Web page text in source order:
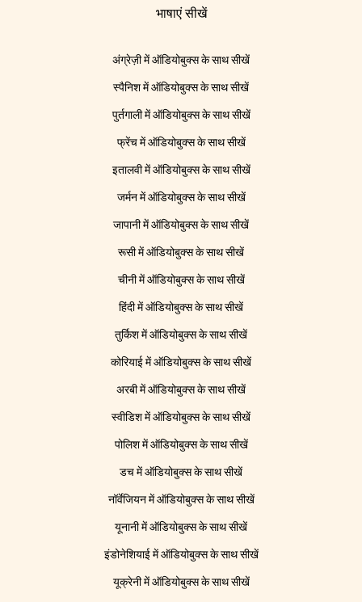
भाषाएं सीखें
अंग्रेज़ी में ऑडियोबुक्स के साथ सीखें
स्पैनिश में ऑडियोबुक्स के साथ सीखें
पुर्तगाली में ऑडियोबुक्स के साथ सीखें
फ्रेंच में ऑडियोबुक्स के साथ सीखें
इतालवी में ऑडियोबुक्स के साथ सीखें
जर्मन में ऑडियोबुक्स के साथ सीखें
जापानी में ऑडियोबुक्स के साथ सीखें
रूसी में ऑडियोबुक्स के साथ सीखें
चीनी में ऑडियोबुक्स के साथ सीखें
हिंदी में ऑडियोबुक्स के साथ सीखें
तुर्किश में ऑडियोबुक्स के साथ सीखें
कोरियाई में ऑडियोबुक्स के साथ सीखें
अरबी में ऑडियोबुक्स के साथ सीखें
स्वीडिश में ऑडियोबुक्स के साथ सीखें
पोलिश में ऑडियोबुक्स के साथ सीखें
डच में ऑडियोबुक्स के साथ सीखें
नॉर्वेजियन में ऑडियोबुक्स के साथ सीखें
यूनानी में ऑडियोबुक्स के साथ सीखें
इंडोनेशियाई में ऑडियोबुक्स के साथ सीखें
यूक्रेनी में ऑडियोबुक्स के साथ सीखें